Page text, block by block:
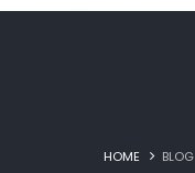
HOME BLOG